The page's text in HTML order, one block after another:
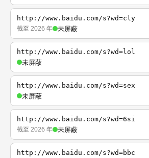
http://www.baidu.com/s?wd=cly
截至 2026 年 未屏蔽
http://www.baidu.com/s?wd=lol
未屏蔽
http://www.baidu.com/s?wd=sex
未屏蔽
http://www.baidu.com/s?wd=6si
截至 2026 年 未屏蔽
http://www.baidu.com/s?wd=bbc